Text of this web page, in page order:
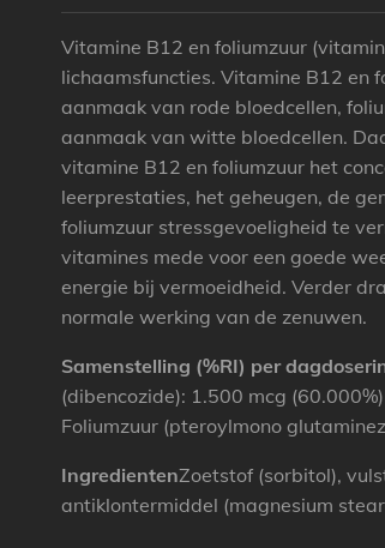
Vitamine B12 en foliumzuur
lichaamsfuncties. Vitamine B12 en
aanmaak van rode bloedcellen,
aanmaak van witte bloedcellen.
vitamine B12 en foliumzuur het
leerprestaties, het geheugen, de
foliumzuur stressgevoeligheid te
vitamines mede voor een goede
energie bij vermoeidheid. Verder
normale werking van de zenuwen.
Samenstelling (%RI) per
(dibencozide): 1.500 mcg (60.000%)
Foliumzuur (pteroylmono
IngredientenZoetstof (sorbitol),
antiklontermiddel (magnesium